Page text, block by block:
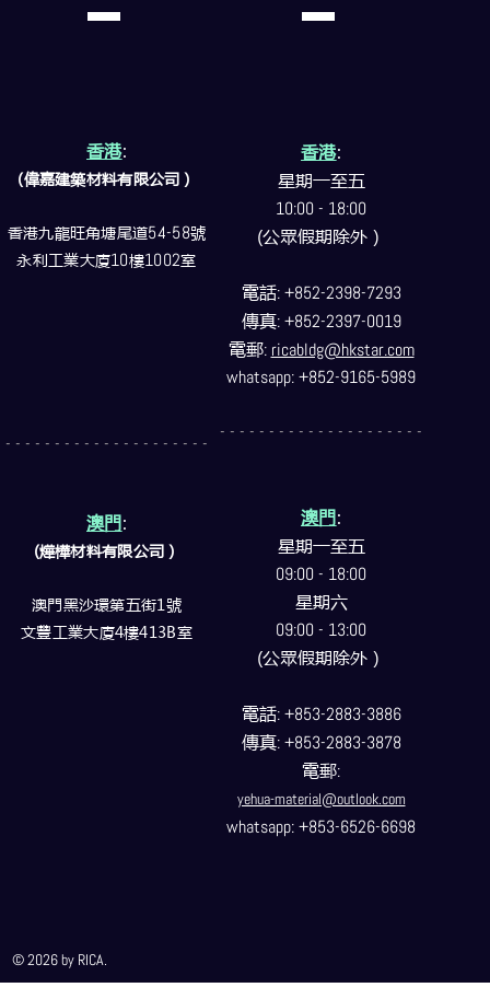
香港:
(偉嘉建築材料有限公司）
香港九龍旺角塘尾道54-58號
永利工業大廈10樓1002室
- - - - - - - - - - - - - - - - - - - - -
澳門:
(燁樺材料有限公司）
澳門黑沙環第五街1號
文豐工業大廈4樓413B室
香港:
星期一至五
10:00 - 18:00
(公眾假期除外）
電話: +852-2398-7293
傳真: +852-2397-0019
電郵: ricabldg@hkstar.com
whatsapp: +852-9165-5989
- - - - - - - - - - - - - - - - - - - - -
澳門:
星期一至五
09:00 - 18:00
星期六
09:00 - 13:00
(公眾假期除外）
電話: +853-2883-3886
傳真: +853-2883-3878
電郵:
yehua-material@outlook.com
whatsapp: +853-6526-6698
© 2026 by RICA.